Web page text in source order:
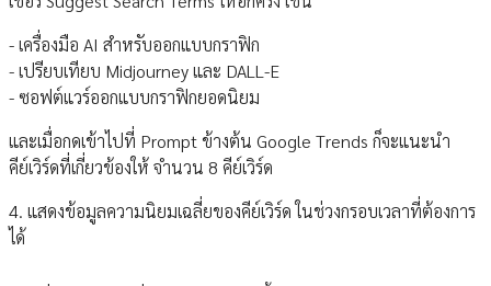
- เครื่องมือ AI สำหรับออกแบบกราฟิก
- เปรียบเทียบ Midjourney และ DALL-E
- ซอฟต์แวร์ออกแบบกราฟิกยอดนิยม
และเมื่อกดเข้าไปที่ Prompt ข้างต้น Google Trends ก็จะแนะนำ
คีย์เวิร์ดที่เกี่ยวข้องให้ จำนวน 8 คีย์เวิร์ด
4. แสดงข้อมูลความนิยมเฉลี่ยของคีย์เวิร์ด ในช่วงกรอบเวลาที่ต้องการ
ได้